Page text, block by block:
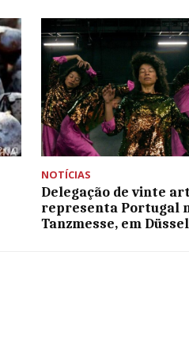
NOTÍCIAS
Delegação de vinte
representa Portugal
Tanzmesse, em